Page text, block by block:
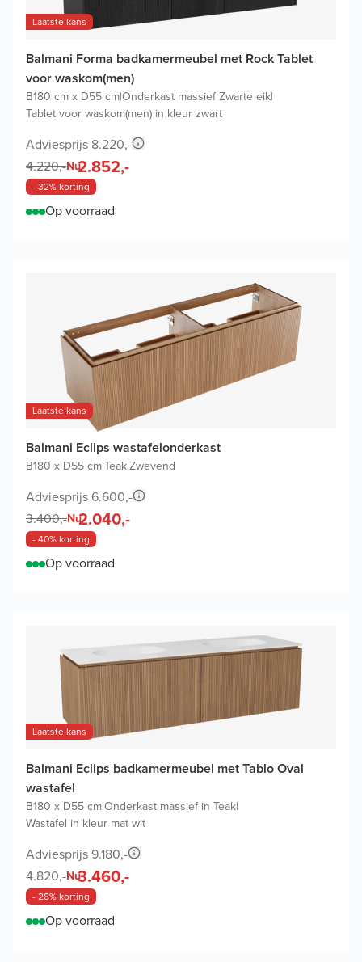
Laatste kans
Balmani Forma badkamermeubel met Rock Tablet
voor waskom(men)
B180 cm x D55 cm|Onderkast massief Zwarte eik|
Tablet voor waskom(men) in kleur zwart
Adviesprijs 8.220,-
4.220,-Nu2.852,-
- 32% korting
Op voorraad
Laatste kans
Balmani Eclips wastafelonderkast
B180 x D55 cm|Teak|Zwevend
Adviesprijs 6.600,-
3.400,-Nu2.040,-
- 40% korting
Op voorraad
Laatste kans
Balmani Eclips badkamermeubel met Tablo Oval
wastafel
B180 x D55 cm|Onderkast massief in Teak|
Wastafel in kleur mat wit
Adviesprijs 9.180,-
4.820,-Nu3.460,-
- 28% korting
Op voorraad